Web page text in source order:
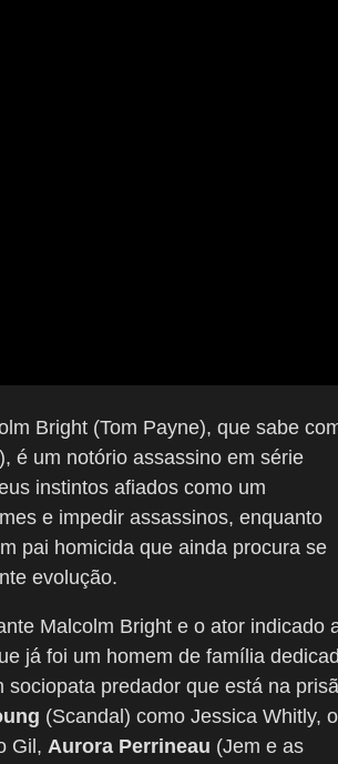
Bright (Tom Payne), que sabe
é um notório assassino em série
instintos afiados como um
e impedir assassinos, enquanto
pai homicida que ainda procura se
evolução.
Malcolm Bright e o ator indicado
já foi um homem de família
predador que está na
(Scandal) como Jessica Whitly, o
Gil, Aurora Perrineau (Jem e as